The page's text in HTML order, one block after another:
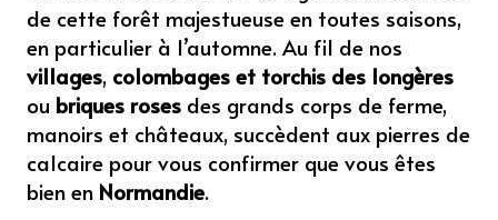
de cette forêt majestueuse en toutes saisons,
en particulier à l’automne. Au fil de nos
villages, colombages et torchis des longères
ou briques roses des grands corps de ferme,
manoirs et châteaux, succèdent aux pierres de
calcaire pour vous confirmer que vous êtes
bien en Normandie.